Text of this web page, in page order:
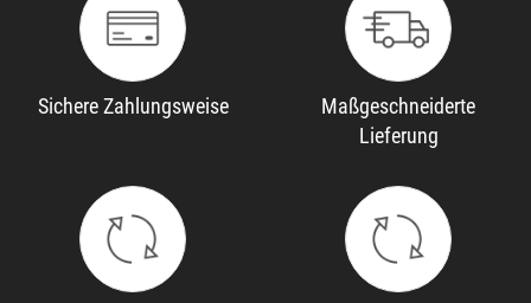
Sichere Zahlungsweise
Maßgeschneiderte
Lieferung